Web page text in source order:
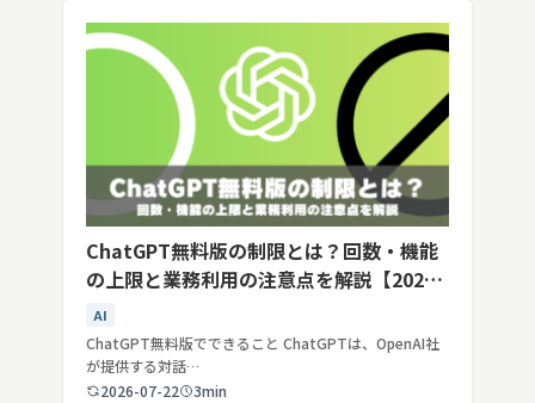
ChatGPT無料版の制限とは？回数・機能
の上限と業務利用の注意点を解説【2026
年最新】
AI
ChatGPT無料版でできること ChatGPTは、OpenAI社
が提供する対話…
2026-07-22
3min